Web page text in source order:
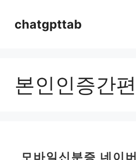
chatgpttab
본인인증간
모바일신분증 네이